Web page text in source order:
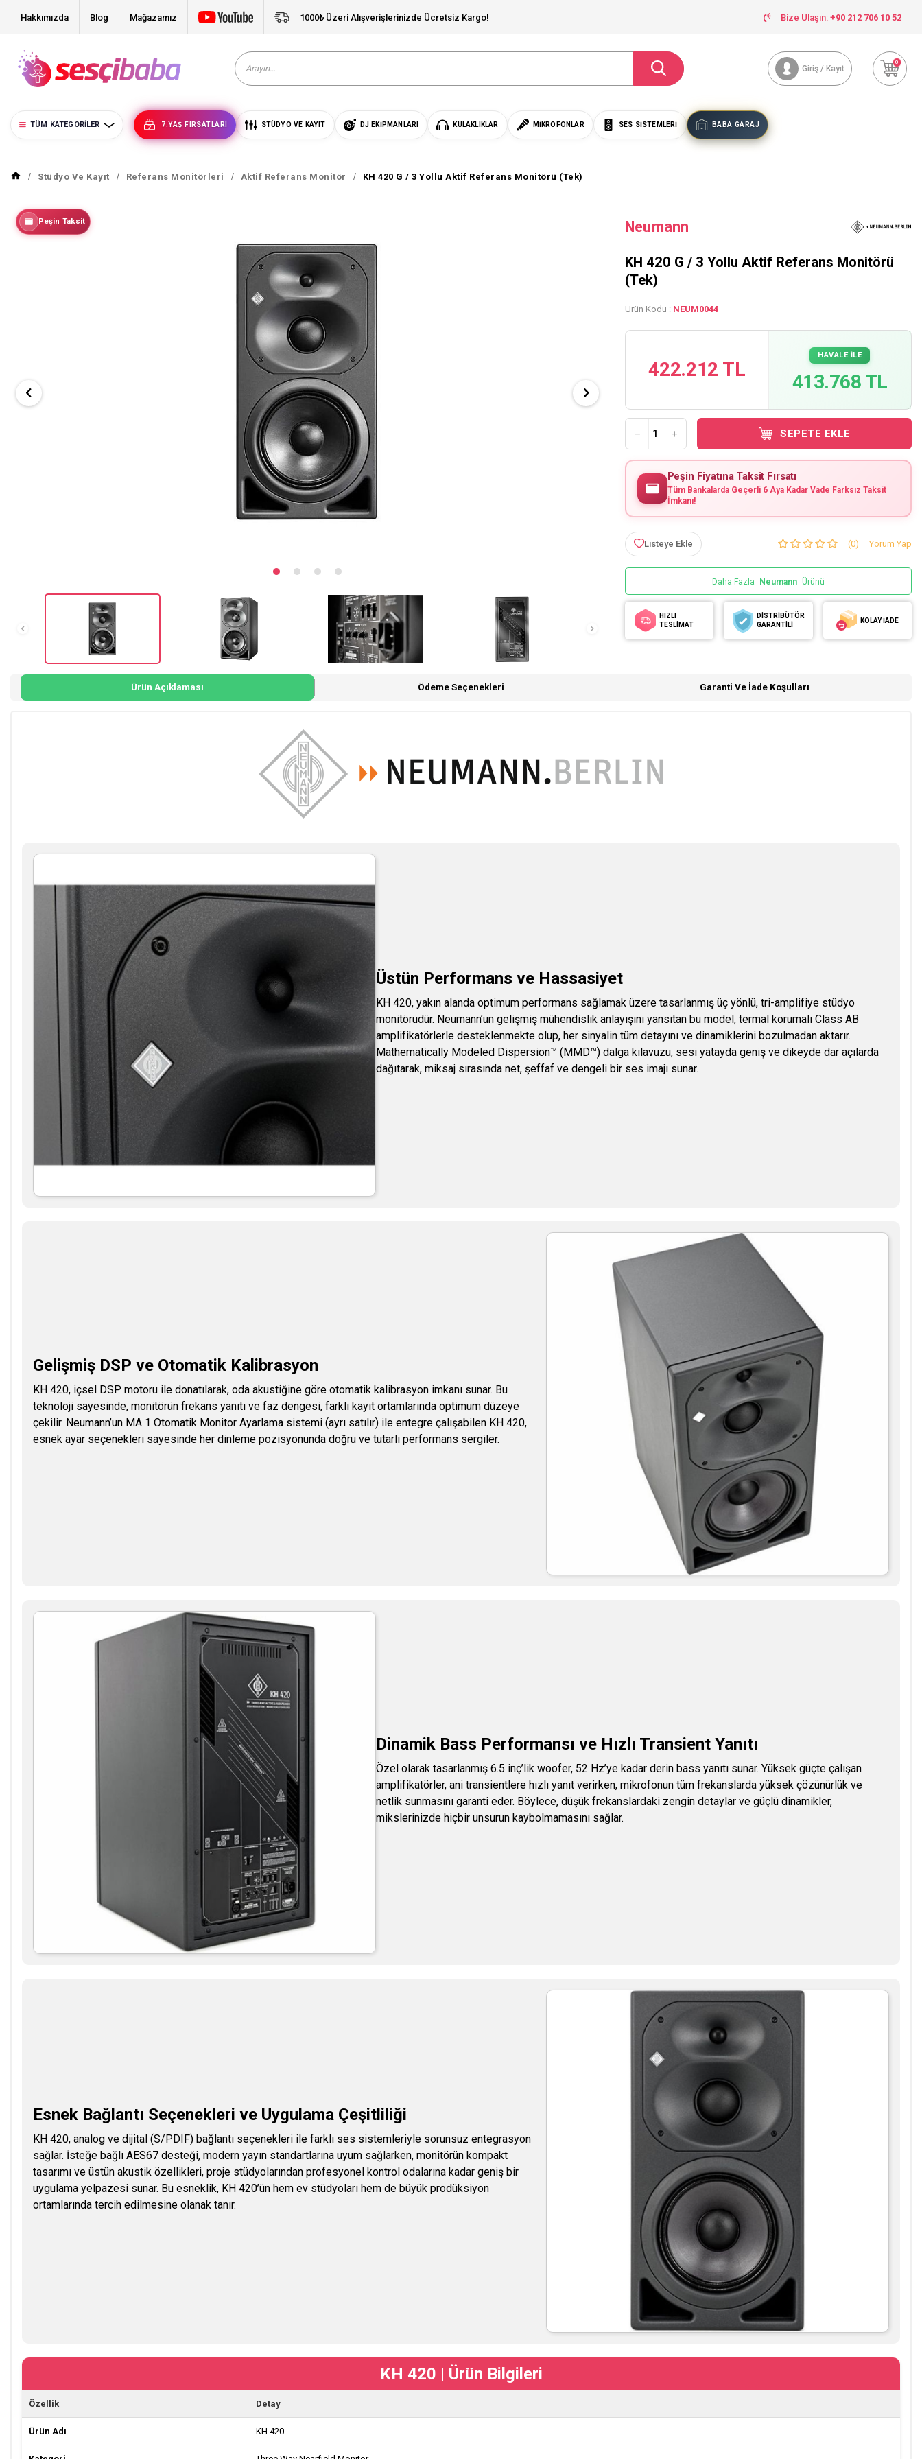
Hakkımızda Blog Mağazamız 1000₺ Üzeri Alışverişlerinizde Ücretsiz Kargo! Bize Ulaşın: +90 212 706 10 52
Giriş / Kayıt
0
TÜM KATEGORILER 7.YAŞ FIRSATLARI STÜDYO VE KAYIT DJ EKIPMANLARI KULAKLIKLAR MIKROFONLAR SES SISTEMLERI BABA GARAJ
Stüdyo Ve Kayıt Referans Monitörleri Aktif Referans Monitör KH 420 G / 3 Yollu Aktif Referans Monitörü (Tek)
Peşin Taksit Neumann
KH 420 G / 3 Yollu Aktif Referans Monitörü
(Tek)
Ürün Kodu : NEUM0044
422.212 TL
HAVALE İLE
413.768 TL
SEPETE EKLE
Peşin Fiyatına Taksit Fırsatı
Tüm Bankalarda Geçerli 6 Aya Kadar Vade Farksız Taksit
İmkanı!
Listeye Ekle (0) Yorum Yap
Daha Fazla Neumann Ürünü
HIZLI
TESLİMAT
DİSTRİBÜTÖR
GARANTİLİ
KOLAY İADE
Ürün Açıklaması Ödeme Seçenekleri Garanti Ve İade Koşulları
Üstün Performans ve Hassasiyet
KH 420, yakın alanda optimum performans sağlamak üzere tasarlanmış üç yönlü, tri-amplifiye stüdyo
monitörüdür. Neumann’un gelişmiş mühendislik anlayışını yansıtan bu model, termal korumalı Class AB
amplifikatörlerle desteklenmekte olup, her sinyalin tüm detayını ve dinamiklerini bozulmadan aktarır.
Mathematically Modeled Dispersion™ (MMD™) dalga kılavuzu, sesi yatayda geniş ve dikeyde dar açılarda
dağıtarak, miksaj sırasında net, şeffaf ve dengeli bir ses imajı sunar.
Gelişmiş DSP ve Otomatik Kalibrasyon
KH 420, içsel DSP motoru ile donatılarak, oda akustiğine göre otomatik kalibrasyon imkanı sunar. Bu
teknoloji sayesinde, monitörün frekans yanıtı ve faz dengesi, farklı kayıt ortamlarında optimum düzeye
çekilir. Neumann’un MA 1 Otomatik Monitor Ayarlama sistemi (ayrı satılır) ile entegre çalışabilen KH 420,
esnek ayar seçenekleri sayesinde her dinleme pozisyonunda doğru ve tutarlı performans sergiler.
Dinamik Bass Performansı ve Hızlı Transient Yanıtı
Özel olarak tasarlanmış 6.5 inç’lik woofer, 52 Hz’ye kadar derin bass yanıtı sunar. Yüksek güçte çalışan
amplifikatörler, ani transientlere hızlı yanıt verirken, mikrofonun tüm frekanslarda yüksek çözünürlük ve
netlik sunmasını garanti eder. Böylece, düşük frekanslardaki zengin detaylar ve güçlü dinamikler,
mikslerinizde hiçbir unsurun kaybolmamasını sağlar.
Esnek Bağlantı Seçenekleri ve Uygulama Çeşitliliği
KH 420, analog ve dijital (S/PDIF) bağlantı seçenekleri ile farklı ses sistemleriyle sorunsuz entegrasyon
sağlar. İsteğe bağlı AES67 desteği, modern yayın standartlarına uyum sağlarken, monitörün kompakt
tasarımı ve üstün akustik özellikleri, proje stüdyolarından profesyonel kontrol odalarına kadar geniş bir
uygulama yelpazesi sunar. Bu esneklik, KH 420’ün hem ev stüdyoları hem de büyük prodüksiyon
ortamlarında tercih edilmesine olanak tanır.
KH 420 | Ürün Bilgileri
Özellik Detay
Ürün Adı KH 420